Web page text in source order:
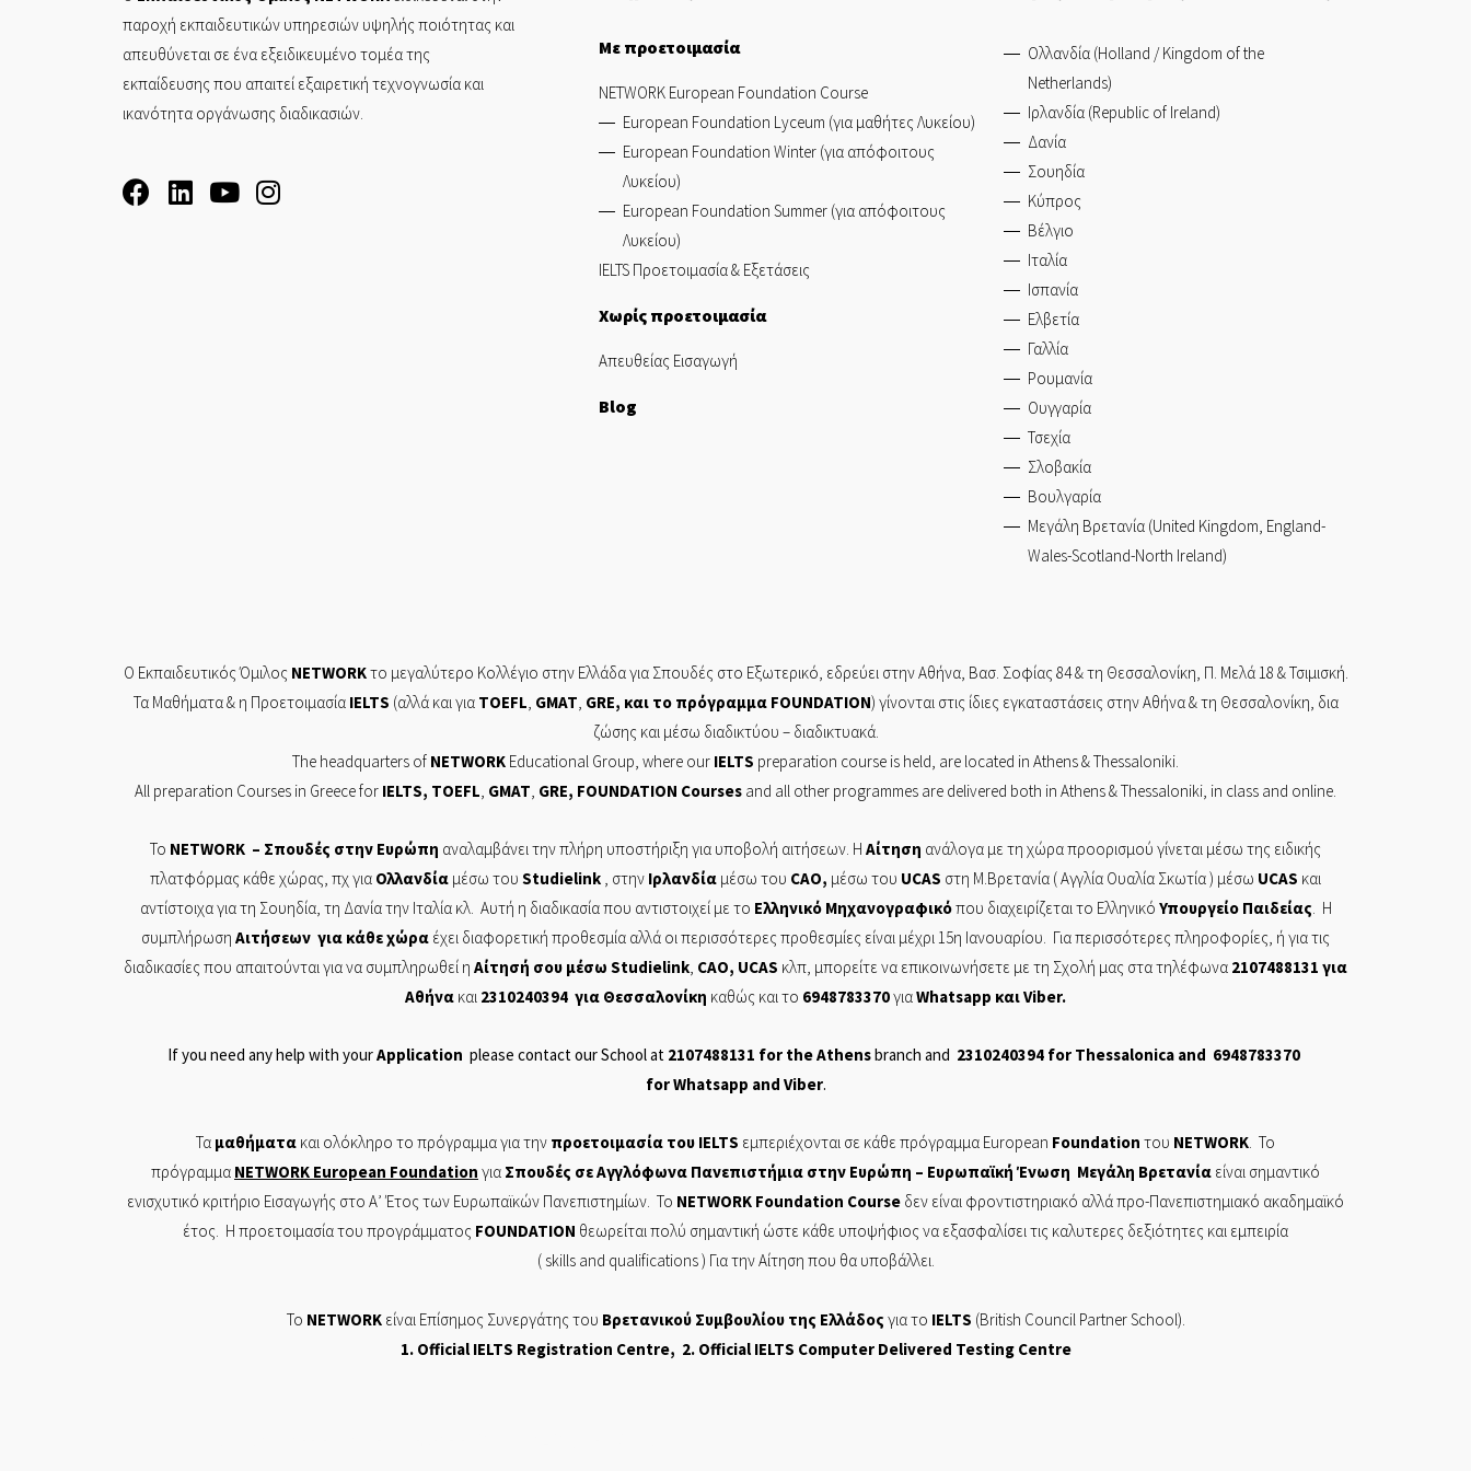
παροχή εκπαιδευτικών υπηρεσιών υψηλής ποιότητας και
απευθύνεται σε ένα εξειδικευμένο τομέα της
εκπαίδευσης που απαιτεί εξαιρετική τεχνογνωσία και
ικανότητα οργάνωσης διαδικασιών.
Με προετοιμασία
NETWORK European Foundation Course
European Foundation Lyceum (για μαθήτες Λυκείου)
European Foundation Winter (για απόφοιτους
Λυκείου)
European Foundation Summer (για απόφοιτους
Λυκείου)
IELTS Προετοιμασία & Εξετάσεις
Χωρίς προετοιμασία
Απευθείας Εισαγωγή
Blog
Ολλανδία (Holland / Kingdom of the
Netherlands)
Ιρλανδία (Republic of Ireland)
Δανία
Σουηδία
Κύπρος
Βέλγιο
Ιταλία
Ισπανία
Ελβετία
Γαλλία
Ρουμανία
Ουγγαρία
Τσεχία
Σλοβακία
Βουλγαρία
Μεγάλη Βρετανία (United Kingdom, England-
Wales-Scotland-North Ireland)
Ο Εκπαιδευτικός Όμιλος NETWORKτο μεγαλύτερο Κολλέγιο στην Ελλάδα για Σπουδές στο Εξωτερικό, εδρεύει στηνΑθήνα, Βασ. Σοφίας 84& τη Θεσσαλονίκη, Π. Μελά 18 & Τσιμισκή.
Τα Mαθήματα & η Προετοιμασία IELTS (αλλά και για TOEFL GMAT GRE, και το πρόγραμμα FOUNDATION) γίνονται στις ίδιες εγκαταστάσεις στην Αθήνα & τη Θεσσαλονίκη, δια
ζώσης και μέσω διαδικτύου – διαδικτυακά.
The headquarters of NETWORK Educational Group, where our IELTS preparation course is held, are located in Athens & Thessaloniki.
All preparation Courses in Greece for IELTS, TOEFL GMAT GRE, FOUNDATION Courses and all other programmes are delivered both in Athens & Thessaloniki, in class and online.
Το NETWORK – Σπουδές στην Ευρώπη αναλαμβάνει την πλήρη υποστήριξη για υποβολή αιτήσεων. Η Αίτηση ανάλογα με τη χώρα προορισμού γίνεται μέσω της ειδικής
πλατφόρμας κάθε χώρας, πχ για Ολλανδία μέσω του Studielink , στην Ιρλανδία μέσω του CAO, μέσω του UCAS στη Μ.Βρετανία ( Αγγλία Ουαλία Σκωτία ) μέσω UCAS και
αντίστοιχα για τη Σουηδία, τη Δανία την Ιταλία κλ. Αυτή η διαδικασία που αντιστοιχεί με το Ελληνικό Μηχανογραφικόπου διαχειρίζεται το Ελληνικό Υπουργείο Παιδείας . Η
συμπλήρωση Αιτήσεων για κάθε χώρα έχει διαφορετική προθεσμία αλλά οι περισσότερες προθεσμίες είναι μέχρι 15η Ιανουαρίου. Για περισσότερες πληροφορίες, ή για τις
διαδικασίες που απαιτούνται για να συμπληρωθεί η Αίτησή σου μέσω Studielink CAO, UCAS κλπ, μπορείτε να επικοινωνήσετε με τη Σχολή μας στα τηλέφωνα 2107488131 για
Αθήνα και 2310240394 για Θεσσαλονίκη καθώς και το 6948783370γιαWhatsapp καιViber.
If you need any help with yourApplication please contact our School at 2107488131 for the Athensbranch and 2310240394 for Thessalonica and 6948783370
forWhatsapp and Viber.
Τα μαθήματα και ολόκληρο το πρόγραμμα για την προετοιμασία του IELTS εμπεριέχονται σε κάθε πρόγραμμα European Foundation του NETWORK. Το
πρόγραμμα NETWORK European Foundation για Σπουδές σε Αγγλόφωνα Πανεπιστήμια στην Ευρώπη – Ευρωπαϊκή Ένωση Μεγάλη Βρετανία είναι σημαντικό
ενισχυτικό κριτήριο Εισαγωγής στο Α’ Έτος των Ευρωπαϊκών Πανεπιστημίων. Το NETWORK Foundation Course δεν είναι φροντιστηριακό αλλά προ-Πανεπιστημιακό ακαδημαϊκό
έτος. Η προετοιμασία του προγράμματος FOUNDATION θεωρείται πολύ σημαντική ώστε κάθε υποψήφιος να εξασφαλίσει τις καλυτερες δεξιότητες και εμπειρία
( skills and qualifications) Για την Αίτηση που θα υποβάλλει.
Το NETWORKείναι Επίσημος Συνεργάτης του Βρετανικού Συμβουλίου της Ελλάδος για το IELTS (British Council Partner School).
1. Official IELTS Registration Centre, 2. Official IELTS Computer Delivered Testing Centre